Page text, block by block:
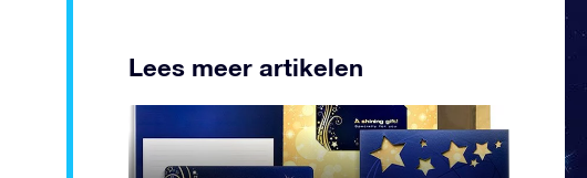
Lees meer artikelen